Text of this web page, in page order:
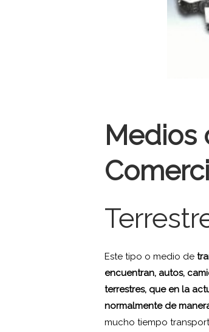
Medios
Este tipo o medio de
encuentran, autos,
terrestres, que en la
normalmente de
mucho tiempo